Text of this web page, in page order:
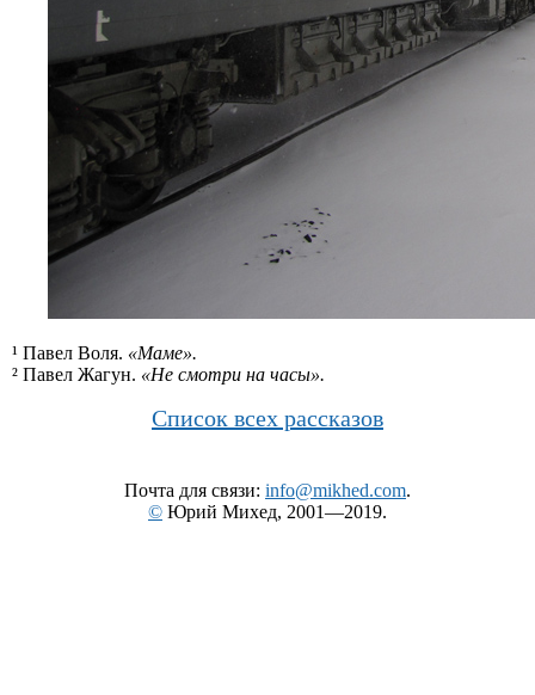
¹ Павел Воля. «Маме».
² Павел Жагун. «Не смотри на часы».
Список всех рассказов
Почта для связи: info@mikhed.com.
© Юрий Михед, 2001—2019.